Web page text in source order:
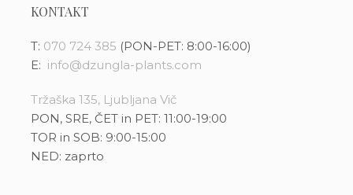
KONTAKT
T: 070 724 385 (PON-PET: 8:00-16:00)
E: info@dzungla-plants.com
Tržaška 135, Ljubljana Vič
PON, SRE, ČET in PET: 11:00-19:00
TOR in SOB: 9:00-15:00
NED: zaprto